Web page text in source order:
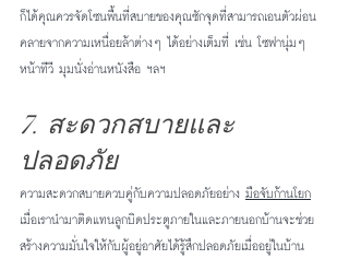
ก็ได้คุณควรจัดโซนพื้นที่สบายของคุณซักจุดที่สามารถเอนตัวผ่อน
คลายจากความเหนื่อยล้าต่างๆ ได้อย่างเต็มที่ เช่น โซฟานุ่มๆ
หน้าทีวี มุมนั่งอ่านหนังสือ ฯลฯ
7. สะดวกสบายและ
ปลอดภัย
ความสะดวกสบายควบคู่กับความปลอดภัยอย่าง มือจับก้านโยก
เมื่อเรานำมาติดแทนลูกบิดประตูภายในและภายนอกบ้านจะช่วย
สร้างความมั่นใจให้กับผู้อยู่อาศัยได้รู้สึกปลอดภัยเมื่ออยู่ในบ้าน